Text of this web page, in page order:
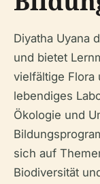
Diyatha Uyana
und bietet
vielfältige Flora
lebendiges
Ökologie und
sich auf
Biodiversität